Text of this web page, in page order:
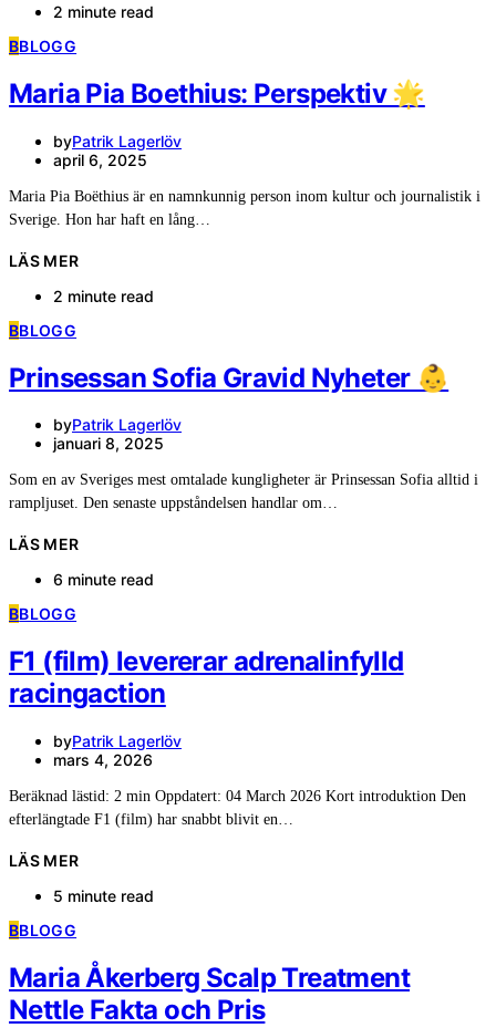
2 minute read
BBLOGG
Maria Pia Boethius: Perspektiv 🌟
byPatrik Lagerlöv
april 6, 2025
Maria Pia Boëthius är en namnkunnig person inom kultur och journalistik i
Sverige. Hon har haft en lång…
LÄS MER
2 minute read
BBLOGG
Prinsessan Sofia Gravid Nyheter 👶
byPatrik Lagerlöv
januari 8, 2025
Som en av Sveriges mest omtalade kungligheter är Prinsessan Sofia alltid i
rampljuset. Den senaste uppståndelsen handlar om…
LÄS MER
6 minute read
BBLOGG
F1 (film) levererar adrenalinfylld
racingaction
byPatrik Lagerlöv
mars 4, 2026
Beräknad lästid: 2 min Oppdatert: 04 March 2026 Kort introduktion Den
efterlängtade F1 (film) har snabbt blivit en…
LÄS MER
5 minute read
BBLOGG
Maria Åkerberg Scalp Treatment
Nettle Fakta och Pris